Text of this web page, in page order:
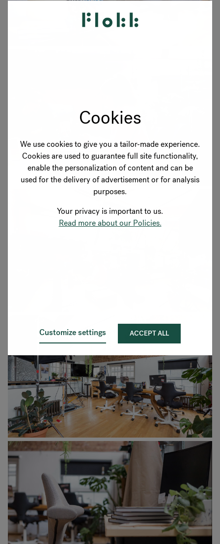
Cookies
We use cookies to give you a tailor-made experience.
Cookies are used to guarantee full site functionality,
enable the personalization of content and can be
used for the delivery of advertisement or for analysis
purposes.
Your privacy is important to us.
Read more about our Policies.
Customize settings ACCEPT ALL